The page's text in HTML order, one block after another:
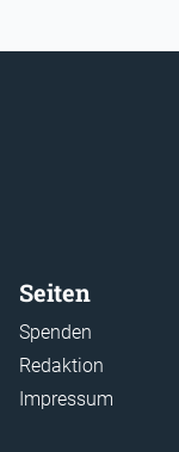
Seiten
Spenden
Redaktion
Impressum